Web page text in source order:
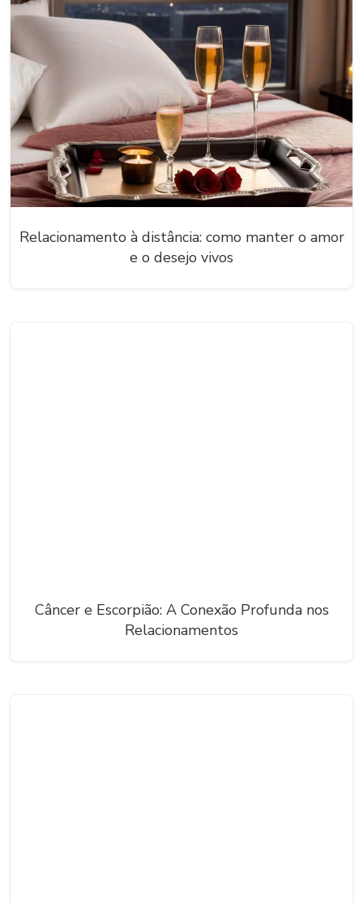
Relacionamento à distância: como manter o amor
e o desejo vivos
Câncer e Escorpião: A Conexão Profunda nos
Relacionamentos